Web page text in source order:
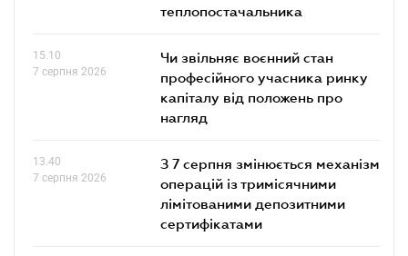
теплопостачальника
15.10
7 серпня 2026
Чи звільняє воєнний стан
професійного учасника ринку
капіталу від положень про
нагляд
13.40
7 серпня 2026
З 7 серпня змінюється механізм
операцій із тримісячними
лімітованими депозитними
сертифікатами